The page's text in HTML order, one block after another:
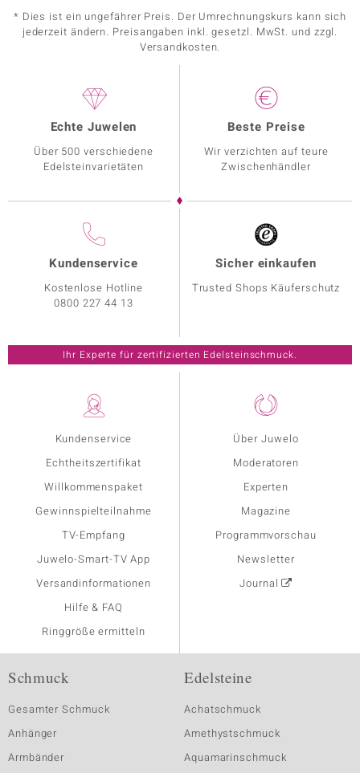
* Dies ist ein ungefährer Preis. Der Umrechnungskurs kann sich
jederzeit ändern. Preisangaben inkl. gesetzl. MwSt. und zzgl.
Versandkosten.
Kundenservice
Echtheitszertifikat
Willkommenspaket
Gewinnspielteilnahme
TV-Empfang
Juwelo-Smart-TV App
Versandinformationen
Hilfe & FAQ
Ringgröße ermitteln
Über Juwelo
Moderatoren
Experten
Magazine
Programmvorschau
Newsletter
Journal
Echte Juwelen
Über 500 verschiedene
Edelsteinvarietäten
Beste Preise
Wir verzichten auf teure
Zwischenhändler
Kundenservice
Kostenlose Hotline
0800 227 44 13
Sicher einkaufen
Trusted Shops Käuferschutz
Ihr Experte für zertifizierten Edelsteinschmuck.
Schmuck
Gesamter Schmuck
Anhänger
Armbänder
Edelsteine
Achatschmuck
Amethystschmuck
Aquamarinschmuck